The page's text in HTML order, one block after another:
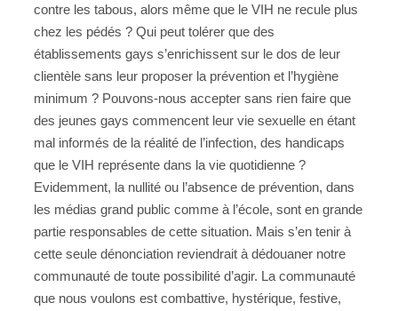
contre les tabous, alors même que le VIH ne recule plus
chez les pédés ? Qui peut tolérer que des
établissements gays s’enrichissent sur le dos de leur
clientèle sans leur proposer la prévention et l’hygiène
minimum ? Pouvons-nous accepter sans rien faire que
des jeunes gays commencent leur vie sexuelle en étant
mal informés de la réalité de l’infection, des handicaps
que le VIH représente dans la vie quotidienne ?
Evidemment, la nullité ou l’absence de prévention, dans
les médias grand public comme à l’école, sont en grande
partie responsables de cette situation. Mais s’en tenir à
cette seule dénonciation reviendrait à dédouaner notre
communauté de toute possibilité d’agir. La communauté
que nous voulons est combattive, hystérique, festive,